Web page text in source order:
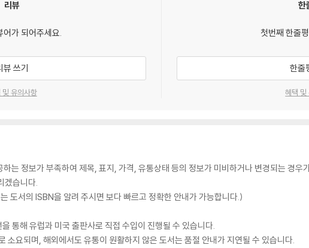
리뷰
어가 되어주세요.
뷰 쓰기
및 유의사항
한
첫번째 한줄
한줄
혜택 및
는 정보가 부족하여 제목, 표지, 가격, 유통상태 등의 정보가 미비하거나 변경되는 경우
겠습니다.
도서의 ISBN을 알려 주시면 보다 빠르고 정확한 안내가 가능합니다.)
통해 유럽과 미국 출판사로 직접 수입이 진행될 수 있습니다.
소요되며, 해외에서도 유통이 원활하지 않은 도서는 품절 안내가 지연될 수 있습니다.